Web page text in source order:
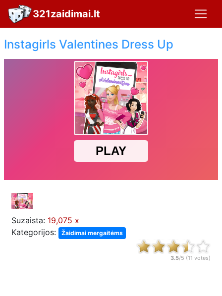
321zaidimai.lt
Instagirls Valentines Dress Up
Suzaista: 19,075 x
Kategorijos:
Žaidimai mergaitėms
3.5/5 (11 votes)